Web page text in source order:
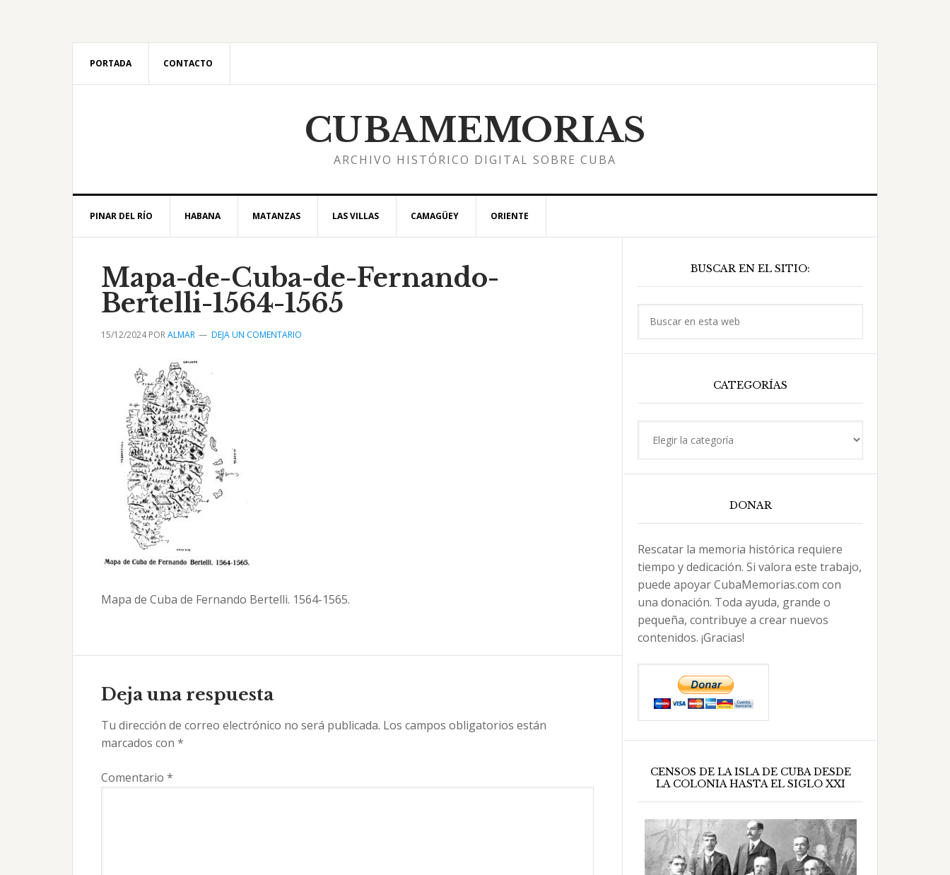
PORTADA CONTACTO
CUBAMEMORIAS
ARCHIVO HISTÓRICO DIGITAL SOBRE CUBA
PINAR DEL RÍO HABANA MATANZAS LAS VILLAS CAMAGÜEY ORIENTE
Mapa-de-Cuba-de-Fernando-
Bertelli-1564-1565
15/12/2024PORALMAR DEJA UN COMENTARIO
Mapa de Cuba de Fernando Bertelli. 1564-1565.
con
los
lectores
Deja una respuesta
Tu dirección de correo electrónico no será publicada. Los campos obligatorios están
marcados con *
Comentario *
lateral
principal
BUSCAR EN EL SITIO:
CATEGORÍAS
DONAR
Rescatar la memoria histórica requiere
tiempo y dedicación. Si valora este trabajo,
puede apoyar CubaMemorias.com con
una donación. Toda ayuda, grande o
pequeña, contribuye a crear nuevos
contenidos. ¡Gracias!
CENSOS DE LA ISLA DE CUBA DESDE
LA COLONIA HASTA EL SIGLO XXI